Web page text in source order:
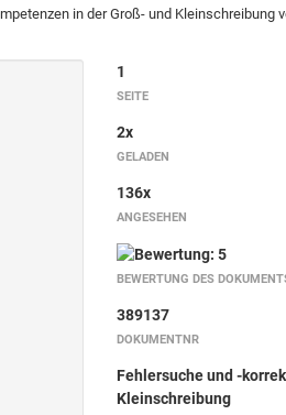
in der Groß- und Kleinschreibung
1
SEITE
2x
GELADEN
136x
ANGESEHEN
BEWERTUNG DES
389137
DOKUMENTNR
Fehlersuche und -
Kleinschreibung